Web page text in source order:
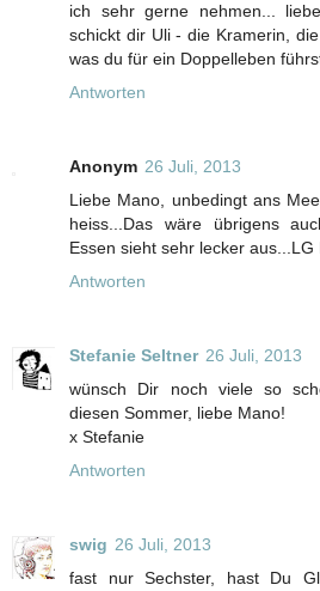
ich sehr gerne nehmen...
schickt dir Uli - die Kramerin,
was du für ein Doppelleben
Antworten
Anonym 26 Juli, 2013
Liebe Mano, unbedingt ans
heiss...Das wäre übrigens
Essen sieht sehr lecker aus...LG
Antworten
Stefanie Seltner 26 Juli, 2013
wünsch Dir noch viele so
diesen Sommer, liebe Mano!
x Stefanie
Antworten
swig 26 Juli, 2013
fast nur Sechster, hast Du